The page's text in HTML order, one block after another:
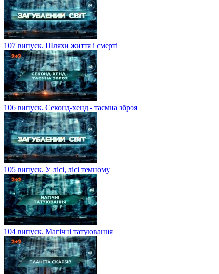
107 випуск. Шляхи життя і смерті
106 випуск. Секонд-хенд - таємна зброя
105 випуск. У лісі, лісі темному
104 випуск. Магічні татуювання